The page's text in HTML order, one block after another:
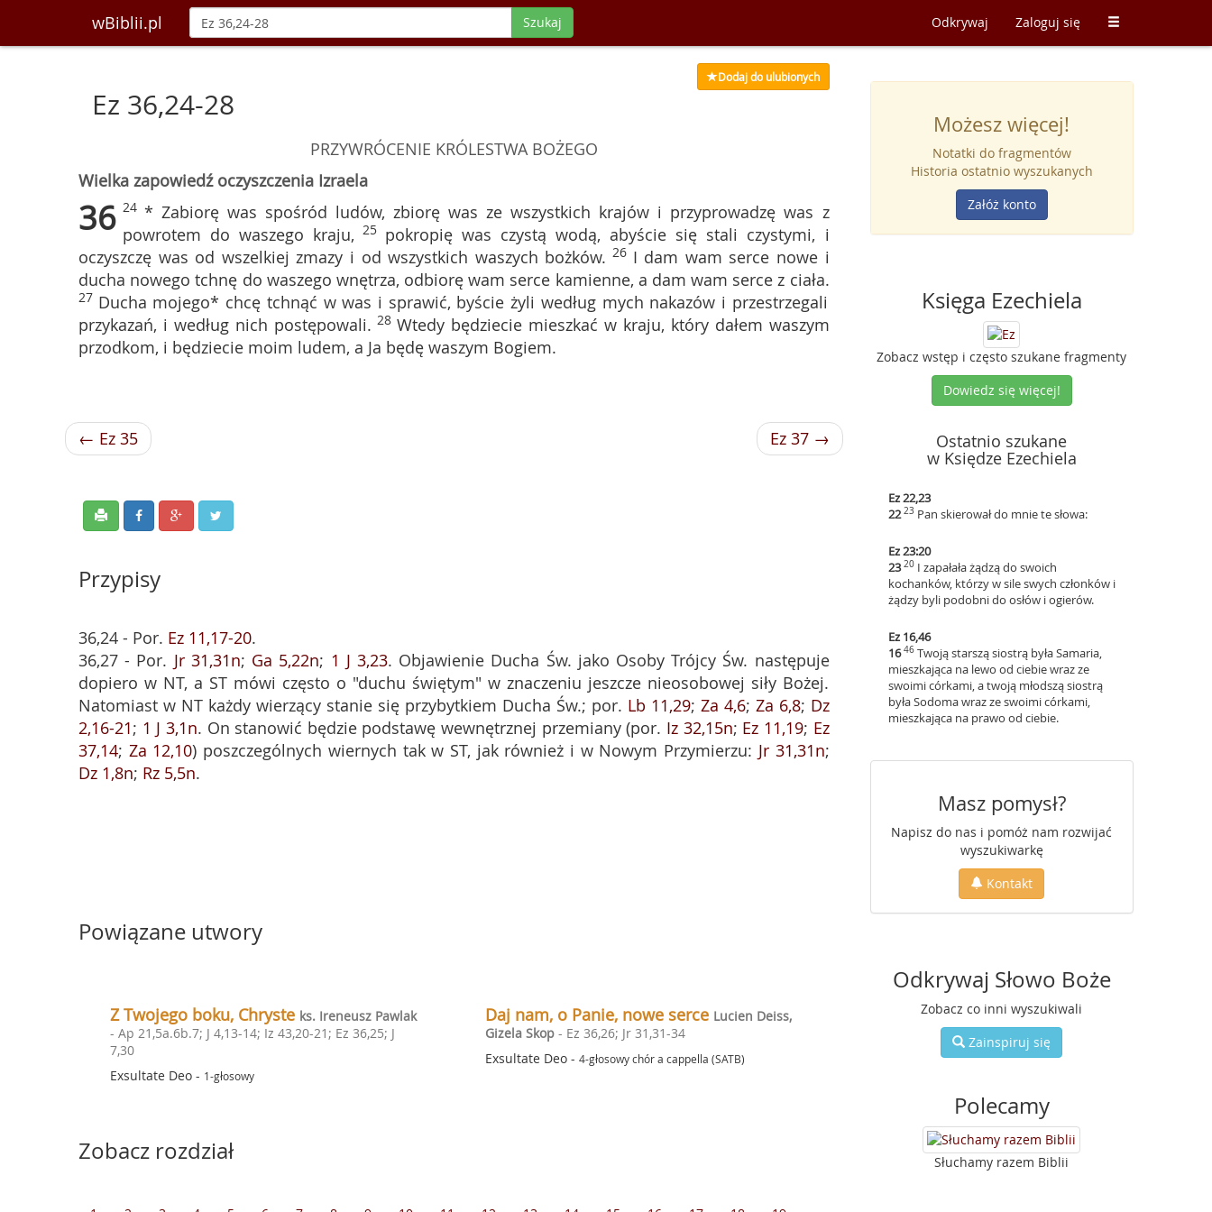
wBiblii.pl Szukaj Odkrywaj Zaloguj się
Dodaj do ulubionych
Ez 36,24-28
PRZYWRÓCENIE KRÓLESTWA BOŻEGO
Wielka zapowiedź oczyszczenia Izraela
36 24* Zabiorę was spośród ludów, zbiorę was ze wszystkich krajów i przyprowadzę was z
powrotem do waszego kraju, 25 pokropię was czystą wodą, abyście się stali czystymi, i
oczyszczę was od wszelkiej zmazy i od wszystkich waszych bożków. 26 I dam wam serce nowe i
ducha nowego tchnę do waszego wnętrza, odbiorę wam serce kamienne, a dam wam serce z ciała.
27 Ducha mojego* chcę tchnąć w was i sprawić, byście żyli według mych nakazów i przestrzegali
przykazań, i według nich postępowali. 28 Wtedy będziecie mieszkać w kraju, który dałem waszym
przodkom, i będziecie moim ludem, a Ja będę waszym Bogiem.
← Ez 35 Ez 37 →
Przypisy
36,24 - Por. Ez 11,17-20.
36,27 - Por. Jr 31,31n; Ga 5,22n; 1 J 3,23. Objawienie Ducha Św. jako Osoby Trójcy Św. następuje
dopiero w NT, a ST mówi często o "duchu świętym" w znaczeniu jeszcze nieosobowej siły Bożej.
Natomiast w NT każdy wierzący stanie się przybytkiem Ducha Św.; por. Lb 11,29; Za 4,6; Za 6,8; Dz
2,16-21; 1 J 3,1n. On stanowić będzie podstawę wewnętrznej przemiany (por. Iz 32,15n; Ez 11,19; Ez
37,14; Za 12,10) poszczególnych wiernych tak w ST, jak również i w Nowym Przymierzu: Jr 31,31n;
Dz 1,8n; Rz 5,5n.
Powiązane utwory
Z Twojego boku, Chryste ks. Ireneusz Pawlak
- Ap 21,5a.6b.7; J 4,13-14; Iz 43,20-21; Ez 36,25; J
7,30
Exsultate Deo - 1-głosowy
Daj nam, o Panie, nowe serce Lucien Deiss,
Gizela Skop - Ez 36,26; Jr 31,31-34
Exsultate Deo -4-głosowy chór a cappella (SATB)
Zobacz rozdział
Możesz więcej!
Notatki do fragmentów
Historia ostatnio wyszukanych
Załóż konto
Księga Ezechiela
Zobacz wstęp i często szukane fragmenty
Dowiedz się więcej!
Ostatnio szukane
w Księdze Ezechiela
Ez 22,23
2223 Pan skierował do mnie te słowa:
Ez 23:20
2320 I zapałała żądzą do swoich
kochanków, którzy w sile swych członków i
żądzy byli podobni do osłów i ogierów.
Ez 16,46
1646 Twoją starszą siostrą była Samaria,
mieszkająca na lewo od ciebie wraz ze
swoimi córkami, a twoją młodszą siostrą
była Sodoma wraz ze swoimi córkami,
mieszkająca na prawo od ciebie.
Masz pomysł?
Napisz do nas i pomóż nam rozwijać
wyszukiwarkę
Kontakt
Odkrywaj Słowo Boże
Zobacz co inni wyszukiwali
Zainspiruj się
Polecamy
Słuchamy razem Biblii